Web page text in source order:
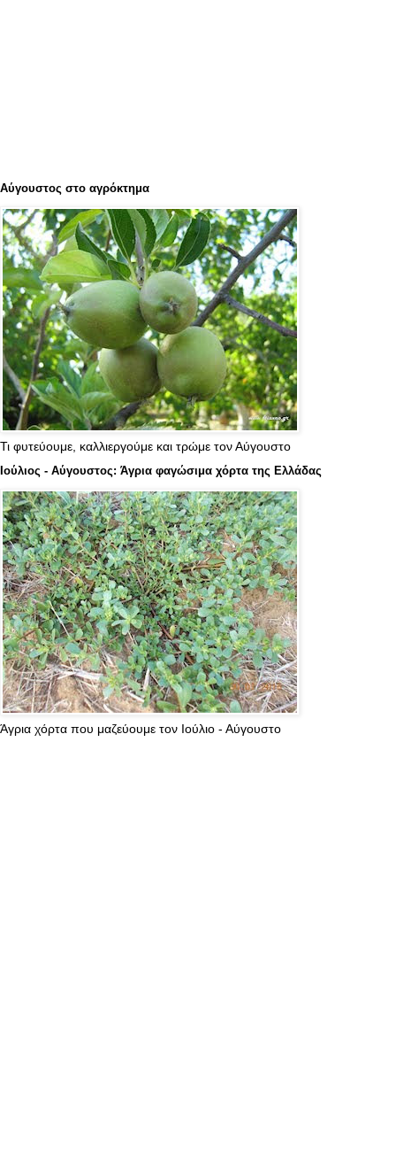
Αύγουστος στο αγρόκτημα
Τι φυτεύουμε, καλλιεργούμε και τρώμε τον Αύγουστο
Ιούλιος - Αύγουστος: Άγρια φαγώσιμα χόρτα της Ελλάδας
Άγρια χόρτα που μαζεύουμε τον Ιούλιο - Αύγουστο